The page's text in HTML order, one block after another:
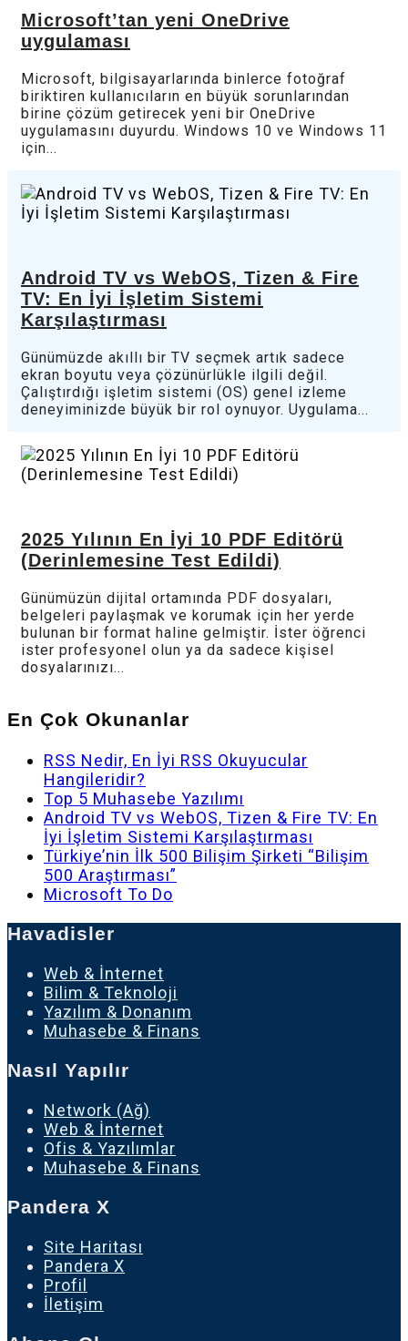
Microsoft’tan yeni OneDrive
uygulaması
Microsoft, bilgisayarlarında binlerce fotoğraf
biriktiren kullanıcıların en büyük sorunlarından
birine çözüm getirecek yeni bir OneDrive
uygulamasını duyurdu. Windows 10 ve Windows 11
için...
Android TV vs WebOS, Tizen & Fire
TV: En İyi İşletim Sistemi
Karşılaştırması
Günümüzde akıllı bir TV seçmek artık sadece
ekran boyutu veya çözünürlükle ilgili değil.
Çalıştırdığı işletim sistemi (OS) genel izleme
deneyiminizde büyük bir rol oynuyor. Uygulama...
2025 Yılının En İyi 10 PDF Editörü
(Derinlemesine Test Edildi)
Günümüzün dijital ortamında PDF dosyaları,
belgeleri paylaşmak ve korumak için her yerde
bulunan bir format haline gelmiştir. İster öğrenci
ister profesyonel olun ya da sadece kişisel
dosyalarınızı...
En Çok Okunanlar
RSS Nedir, En İyi RSS Okuyucular
Hangileridir?
Top 5 Muhasebe Yazılımı
Android TV vs WebOS, Tizen & Fire TV: En
İyi İşletim Sistemi Karşılaştırması
Türkiye’nin İlk 500 Bilişim Şirketi “Bilişim
500 Araştırması”
Microsoft To Do
Havadisler
Web & İnternet
Bilim & Teknoloji
Yazılım & Donanım
Muhasebe & Finans
Nasıl Yapılır
Network (Ağ)
Web & İnternet
Ofis & Yazılımlar
Muhasebe & Finans
Pandera X
Site Haritası
Pandera X
Profil
İletişim